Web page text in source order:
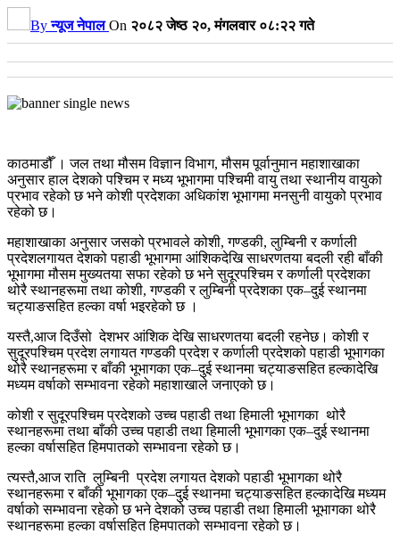
Byन्यूज नेपाल On २०८२ जेष्ठ २०, मंगलवार ०८:२२ गते
काठमाडौँ । जल तथा मौसम विज्ञान विभाग, मौसम पूर्वानुमान महाशाखाका
अनुसार हाल देशको पश्चिम र मध्य भूभागमा पश्चिमी वायु तथा स्थानीय वायुको
प्रभाव रहेको छ भने कोशी प्रदेशका अधिकांश भूभागमा मनसुनी वायुको प्रभाव
रहेको छ।
महाशाखाका अनुसार जसको प्रभावले कोशी, गण्डकी, लुम्बिनी र कर्णाली
प्रदेशलगायत देशको पहाडी भूभागमा आंशिकदेखि साधरणतया बदली रही बाँकी
भूभागमा मौसम मुख्यतया सफा रहेको छ भने सुदूरपश्चिम र कर्णाली प्रदेशका
थोरै स्थानहरूमा तथा कोशी, गण्डकी र लुम्बिनी प्रदेशका एक–दुई स्थानमा
चट्याङसहित हल्का वर्षा भइरहेको छ ।
यस्तै,आज दिउँसो देशभर आंशिक देखि साधरणतया बदली रहनेछ। कोशी र
सुदूरपश्चिम प्रदेश लगायत गण्डकी प्रदेश र कर्णाली प्रदेशको पहाडी भूभागका
थोरै स्थानहरूमा र बाँकी भूभागका एक–दुई स्थानमा चट्याङसहित हल्कादेखि
मध्यम वर्षाको सम्भावना रहेको महाशाखाले जनाएको छ।
कोशी र सुदूरपश्चिम प्रदेशको उच्च पहाडी तथा हिमाली भूभागका थोरै
स्थानहरूमा तथा बाँकी उच्च पहाडी तथा हिमाली भूभागका एक–दुई स्थानमा
हल्का वर्षासहित हिमपातको सम्भावना रहेको छ।
त्यस्तै,आज राति लुम्बिनी प्रदेश लगायत देशको पहाडी भूभागका थोरै
स्थानहरूमा र बाँकी भूभागका एक–दुई स्थानमा चट्याङसहित हल्कादेखि मध्यम
वर्षाको सम्भावना रहेको छ भने देशको उच्च पहाडी तथा हिमाली भूभागका थोरै
स्थानहरूमा हल्का वर्षासहित हिमपातको सम्भावना रहेको छ।